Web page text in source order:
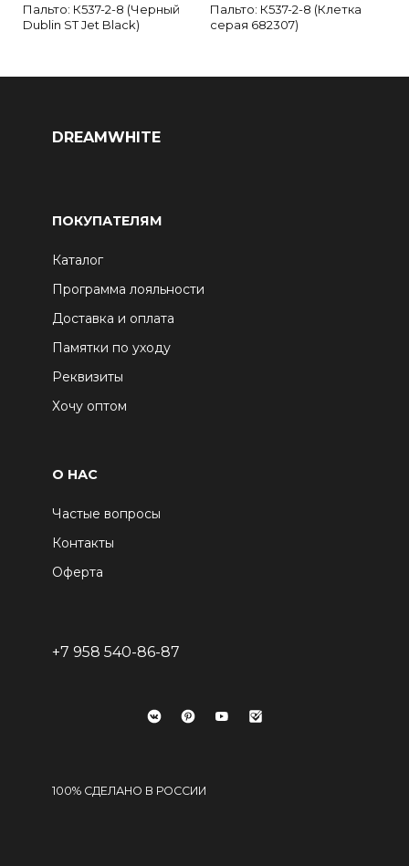
Пальто: К537-2-8 (Черный
Dublin ST Jet Black)
Пальто: К537-2-8 (Клетка
серая 682307)
DREAMWHITE
ПОКУПАТЕЛЯМ
Каталог
Программа лояльности
Доставка и оплата
Памятки по уходу
Реквизиты
Хочу оптом
О НАС
Частые вопросы
Контакты
Оферта
+7 958 540-86-87
100% СДЕЛАНО В РОССИИ